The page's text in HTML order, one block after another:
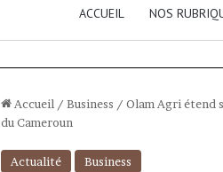
ACCUEIL NOS
Accueil / Business / Olam Agri étend
du Cameroun
Actualité Business